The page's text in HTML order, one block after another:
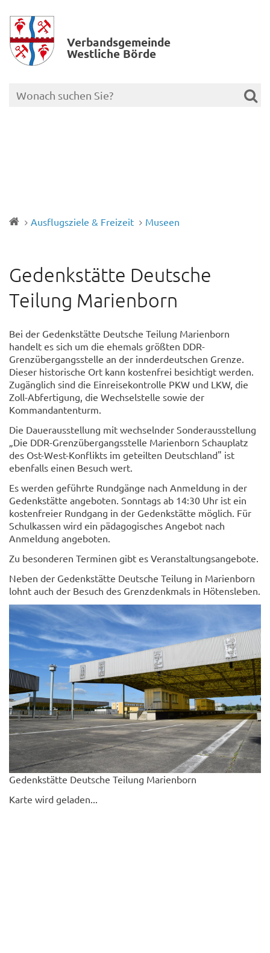
Verbands­gemeinde
Westliche Börde
Ausflugsziele & Freizeit Museen
Gedenkstätte Deutsche
Teilung Marienborn
Bei der Gedenkstätte Deutsche Teilung Marienborn
handelt es sich um die ehemals größten DDR-
Grenzübergangsstelle an der innderdeutschen Grenze.
Dieser historische Ort kann kostenfrei besichtigt werden.
Zugänglich sind die Einreisekontrolle PKW und LKW, die
Zoll-Abfertigung, die Wechselstelle sowie der
Kommandantenturm.
Die Dauerausstellung mit wechselnder Sonderausstellung
„Die DDR-Grenzübergangsstelle Marienborn Schauplatz
des Ost-West-Konflikts im geteilten Deutschland" ist
ebenfalls einen Besuch wert.
Es werden geführte Rundgänge nach Anmeldung in der
Gedenkstätte angeboten. Sonntags ab 14:30 Uhr ist ein
kostenfreier Rundgang in der Gedenkstätte möglich. Für
Schulkassen wird ein pädagogisches Angebot nach
Anmeldung angeboten.
Zu besonderen Terminen gibt es Veranstaltungsangebote.
Neben der Gedenkstätte Deutsche Teilung in Marienborn
lohnt auch der Besuch des Grenzdenkmals in Hötensleben.
Gedenkstätte Deutsche Teilung Marienborn
Karte wird geladen...